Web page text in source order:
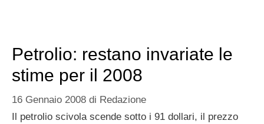
Petrolio: restano invariate le
stime per il 2008
16 Gennaio 2008 di Redazione
Il petrolio scivola scende sotto i 91 dollari, il prezzo